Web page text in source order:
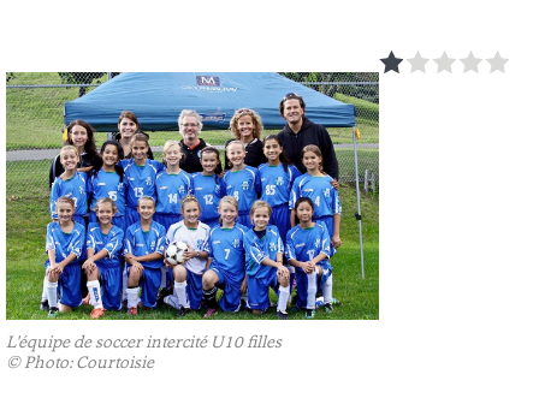
L'équipe de soccer intercité U10 filles
©Photo: Courtoisie
1 2 3 4 5